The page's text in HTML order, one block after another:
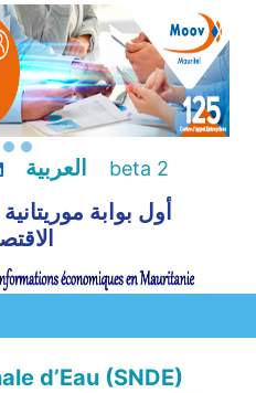
العربية beta 2
أول بوابة
d’Eau (SNDE)